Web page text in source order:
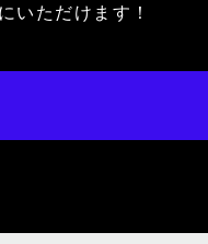
いただけます！